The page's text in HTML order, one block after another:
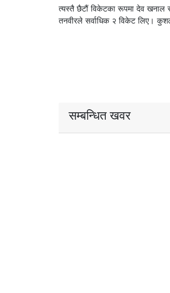
त्यस्तै छैटौं विकेटका रूपमा देव खनाल
तनवीरले सर्वाधिक २ विकेट लिए।
सम्बन्धित खवर